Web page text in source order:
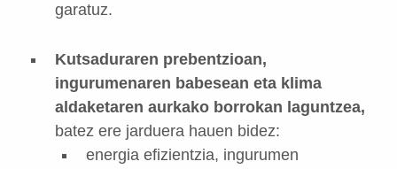
garatuz.
Kutsaduraren prebentzioan,
ingurumenaren babesean eta klima
aldaketaren aurkako borrokan laguntzea,
batez ere jarduera hauen bidez:
energia efizientzia, ingurumen